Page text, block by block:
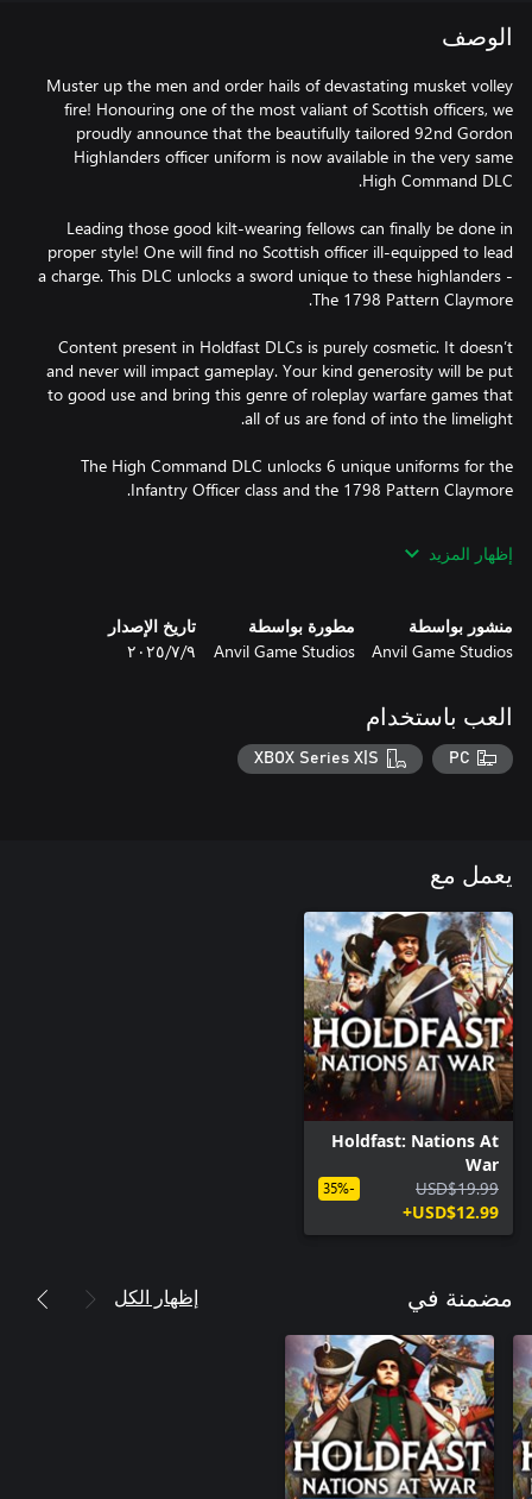
الوصف
Muster up the men and order hails of devastating musket volley
fire! Honouring one of the most valiant of Scottish officers, we
proudly announce that the beautifully tailored 92nd Gordon
Highlanders officer uniform is now available in the very same
Leading those good kilt-wearing fellows can finally be done in
proper style! One will find no Scottish officer ill-equipped to lead
a charge. This DLC unlocks a sword unique to these highlanders -
Content present in Holdfast DLCs is purely cosmetic. It doesn’t
and never will impact gameplay. Your kind generosity will be put
to good use and bring this genre of roleplay warfare games that
The High Command DLC unlocks 6 unique uniforms for the
● Unlock the Kingdom of Italy's Battaglione Guardia Alla Città di
● Unlock the Austrian Empire's K.K. IR 22 'Coburg' In Overcoat
إظهار المزيد
منشور بواسطة
Anvil Game Studios
مطورة بواسطة
Anvil Game Studios
تاريخ الإصدار
٩‏/٧‏/٢٠٢٥
العب باستخدام
PC
XBOX Series X|S
يعمل مع
Holdfast: Nations At
War
USD$19.99
USD$12.99+
-35%
مضمنة في إظهار الكل